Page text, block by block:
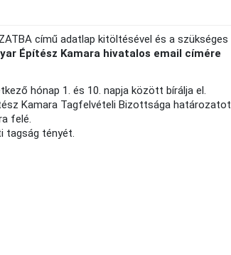
című adatlap kitöltésével és a szükséges
Építész Kamara hivatalos email címére
hónap 1. és 10. napja között bírálja el.
Kamara Tagfelvételi Bizottsága határozatot
felé.
tagság tényét.